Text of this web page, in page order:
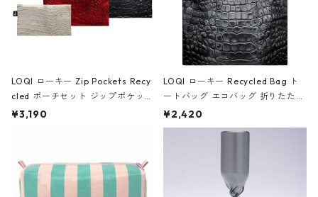
LOQI ローキー Zip Pockets Recy
cled ポーチセット ジップポケット
ファスナーポーチ 撥水加工 トラベ
ーガンディー、オフホワイト
¥3,190
LOQI ローキー Recycled Bag ト
ートバッグ エコバッグ 折りたたみ
大きめ 撥水加工 収納ポーチ CRO
CODILE/Black クロコダイル/ブラ
¥2,420